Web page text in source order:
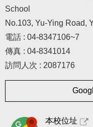
School
No.103, Yu-Ying Road,
電話 : 04-8347106~7
傳真 : 04-8341014
訪問人次 : 2087176
本校位址